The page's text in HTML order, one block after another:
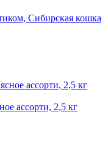
Сибирская кошка
ассорти, 2,5 кг